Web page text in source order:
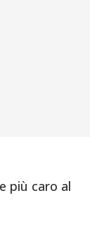
più caro al